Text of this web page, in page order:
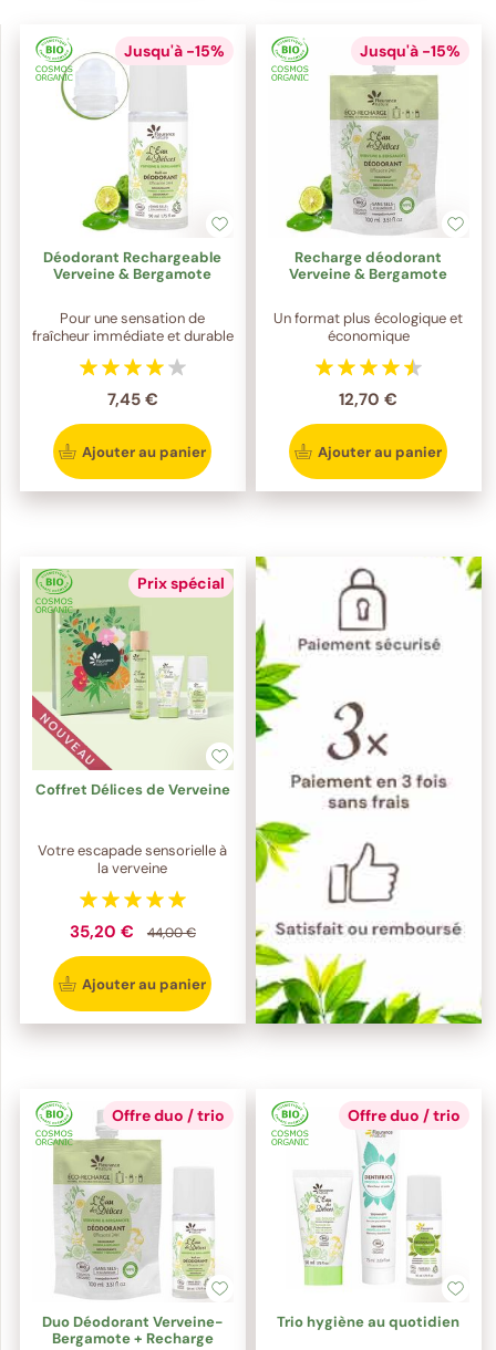
Jusqu'à -15%
Déodorant Rechargeable
Verveine & Bergamote
Pour une sensation de
fraîcheur immédiate et durable
7,45 €
Ajouter au panier
Jusqu'à -15%
Recharge déodorant
Verveine & Bergamote
Un format plus écologique et
économique
12,70 €
Ajouter au panier
Prix spécial
Coffret Délices de Verveine
Votre escapade sensorielle à
la verveine
35,20 € 44,00 €
Ajouter au panier
Offre duo / trio
Duo Déodorant Verveine-
Bergamote + Recharge
Offre duo / trio
Trio hygiène au quotidien